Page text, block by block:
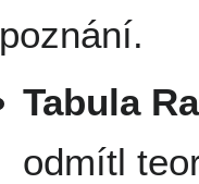
poznání.
Tabula
odmítl